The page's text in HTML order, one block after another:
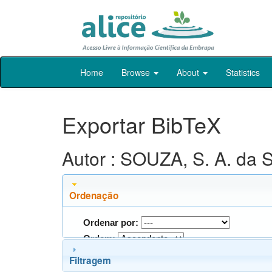
Skip
Home Browse About Statistics
Exportar BibTeX
Autor : SOUZA, S. A. da
Ordenação
Ordenar por:
Ordem:
Filtragem